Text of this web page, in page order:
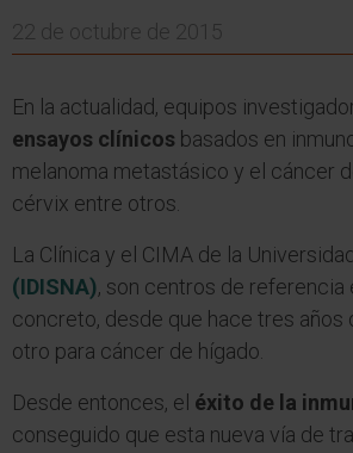
22 de octubre de 2015
En la actualidad, equipos
ensayos clínicos basados en
melanoma metastásico y el cáncer
cérvix entre otros.
La Clínica y el CIMA de la
(IDISNA), son centros de referencia
concreto, desde que hace tres
otro para cáncer de hígado.
Desde entonces, el éxito de la
conseguido que esta nueva vía de